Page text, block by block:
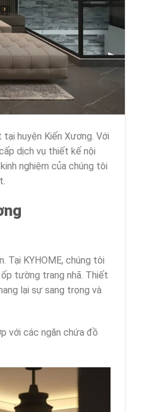
huyện Kiến Xương. Với
dịch vụ thiết kế nội
nghiệm của chúng tôi
Tại KYHOME, chúng tôi
tường trang nhã. Thiết
lại sự sang trọng và
với các ngăn chứa đồ